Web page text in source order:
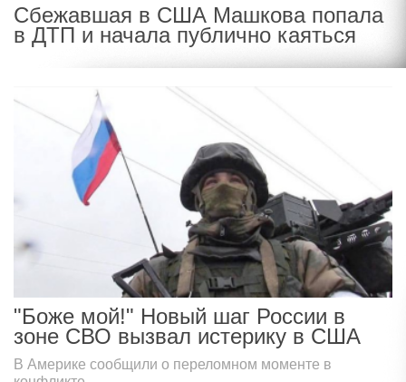
Сбежавшая в США Машкова попала
в ДТП и начала публично каяться
"Боже мой!" Новый шаг России в
зоне СВО вызвал истерику в США
В Америке сообщили о переломном моменте в